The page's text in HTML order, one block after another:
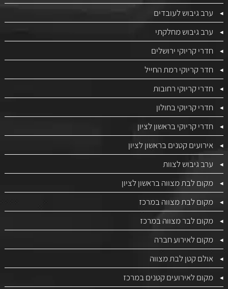
ערב גיבוש לעובדים
ערב גיבוש מחלקתי
חדרי קריוקי ירושלים
חדר קריוקי רמת החייל
חדרי קריוקי רחובות
חדרי קריוקי בחולון
חדרי קריוקי בראשון לציון
אירועים קטנים בראשון לציון
ערב גיבוש לצוות
מקום לבת מצווה בראשון לציון
מקום לבת מצווה במרכז
מקום לבר מצווה במרכז
מקום לאירוע חברה
אולם קטן לבת מצווה
מקום לאירועים קטנים במרכז